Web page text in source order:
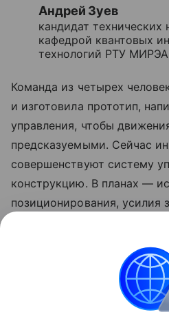
Андрей Зуев
кандидат
кафедрой квантовых
технологий РТУ МИРЭА
Команда из четырех
и изготовила прототип,
управления, чтобы
предсказуемыми. Сейчас
совершенствуют систему
конструкцию. В планах —
позиционирования, усилия
писалао
«исчезает» в полете.